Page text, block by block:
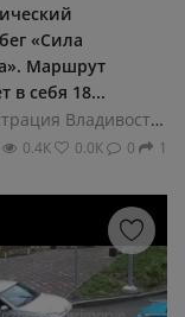
«Сила
Маршрут
в себя 18...
Администрация Владивостока
0.4К 0.0К 0 1